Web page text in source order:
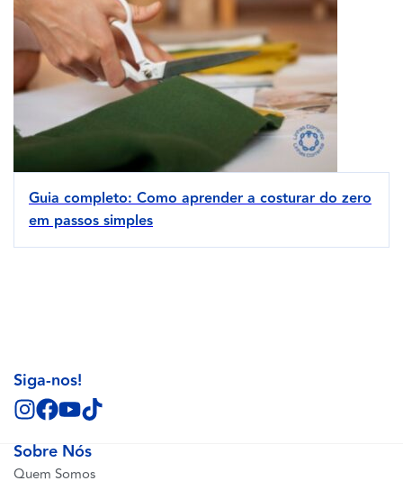
Guia completo: Como aprender a costurar do zero
em passos simples
Sobre Nós
Quem Somos
Siga-nos!